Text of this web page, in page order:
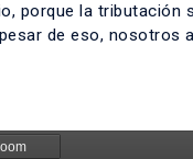
porque la tributación
de eso, nosotros